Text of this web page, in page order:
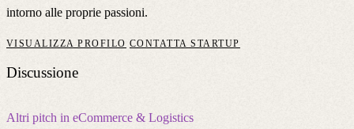
intorno alle proprie passioni.
VISUALIZZA PROFILO CONTATTA STARTUP
Discussione
Altri pitch in eCommerce & Logistics